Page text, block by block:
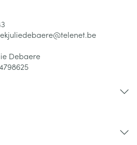
telenet.be
Debaere